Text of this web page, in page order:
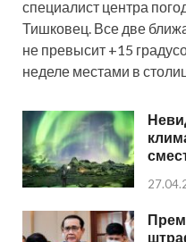
специалист центра
Тишковец. Все две
не превысит +15
неделе местами в